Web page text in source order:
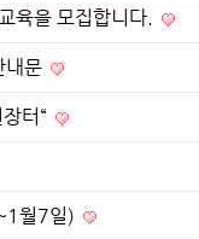
육을 모집합니다.
내문
터“
월7일)